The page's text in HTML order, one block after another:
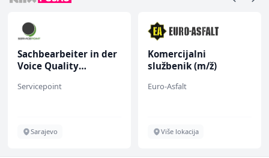
Sachbearbeiter in der
Voice Quality
Servicepoint
Sarajevo
Komercijalni
službenik (m/ž)
Euro-Asfalt
Više lokacija